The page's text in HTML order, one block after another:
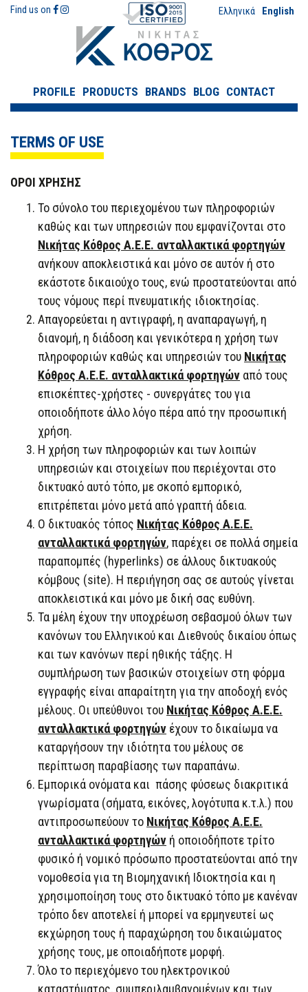
Find us on Ελληνικά English
PROFILE PRODUCTS BRANDS BLOG CONTACT
TERMS OF USE
ΟΡΟΙ ΧΡΗΣΗΣ
Το σύνολο του περιεχομένου των πληροφοριών
καθώς και των υπηρεσιών που εμφανίζονται στο
Νικήτας Κόθρος Α.Ε.Ε. ανταλλακτικά φορτηγών
ανήκουν αποκλειστικά και μόνο σε αυτόν ή στο
εκάστοτε δικαιούχο τους, ενώ προστατεύονται από
τους νόμους περί πνευματικής ιδιοκτησίας.
Απαγορεύεται η αντιγραφή, η αναπαραγωγή, η
διανομή, η διάδοση και γενικότερα η χρήση των
πληροφοριών καθώς και υπηρεσιών του Νικήτας
Κόθρος Α.Ε.Ε. ανταλλακτικά φορτηγών από τους
επισκέπτες-χρήστες - συνεργάτες του για
οποιοδήποτε άλλο λόγο πέρα από την προσωπική
χρήση.
Η χρήση των πληροφοριών και των λοιπών
υπηρεσιών και στοιχείων που περιέχονται στο
δικτυακό αυτό τόπο, με σκοπό εμπορικό,
επιτρέπεται μόνο μετά από γραπτή άδεια.
Ο δικτυακός τόπος Νικήτας Κόθρος Α.Ε.Ε.
ανταλλακτικά φορτηγών, παρέχει σε πολλά σημεία
παραπομπές (hyperlinks) σε άλλους δικτυακούς
κόμβους (site). Η περιήγηση σας σε αυτούς γίνεται
αποκλειστικά και μόνο με δική σας ευθύνη.
Τα μέλη έχουν την υποχρέωση σεβασμού όλων των
κανόνων του Ελληνικού και Διεθνούς δικαίου όπως
και των κανόνων περί ηθικής τάξης. Η
συμπλήρωση των βασικών στοιχείων στη φόρμα
εγγραφής είναι απαραίτητη για την αποδοχή ενός
μέλους. Οι υπεύθυνοι του Νικήτας Κόθρος Α.Ε.Ε.
ανταλλακτικά φορτηγών έχουν το δικαίωμα να
καταργήσουν την ιδιότητα του μέλους σε
περίπτωση παραβίασης των παραπάνω.
Εμπορικά ονόματα και πάσης φύσεως διακριτικά
γνωρίσματα (σήματα, εικόνες, λογότυπα κ.τ.λ.) που
αντιπροσωπεύουν το Νικήτας Κόθρος Α.Ε.Ε.
ανταλλακτικά φορτηγών ή οποιοδήποτε τρίτο
φυσικό ή νομικό πρόσωπο προστατεύονται από την
νομοθεσία για τη Βιομηχανική Ιδιοκτησία και η
χρησιμοποίηση τους στο δικτυακό τόπο με κανέναν
τρόπο δεν αποτελεί ή μπορεί να ερμηνευτεί ως
εκχώρηση τους ή παραχώρηση του δικαιώματος
χρήσης τους, με οποιαδήποτε μορφή.
Όλο το περιεχόμενο του ηλεκτρονικού
καταστήματος, συμπεριλαμβανομένων και των